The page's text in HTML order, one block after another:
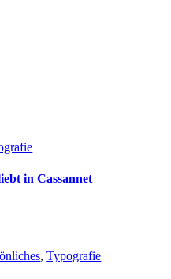
in Cassannet
, Typografie